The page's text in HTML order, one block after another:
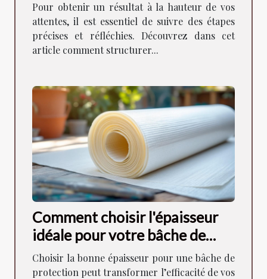
Pour obtenir un résultat à la hauteur de vos
attentes, il est essentiel de suivre des étapes
précises et réfléchies. Découvrez dans cet
article comment structurer...
Comment choisir l'épaisseur
idéale pour votre bâche de
protection ?
Choisir la bonne épaisseur pour une bâche de
protection peut transformer l’efficacité de vos